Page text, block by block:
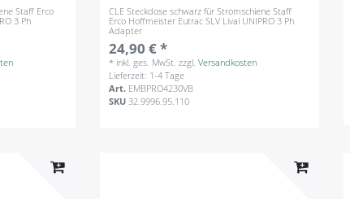
Staff Erco
3 Ph
CLE Steckdose schwarz für Stromschiene Staff
Erco Hoffmeister Eutrac SLV Lival UNIPRO 3 Ph
Adapter
24,90 € *
* inkl. ges. MwSt. zzgl.Versandkosten
Lieferzeit: 1-4 Tage
Art. EMBPRO4230VB
SKU 32.9996.95.110